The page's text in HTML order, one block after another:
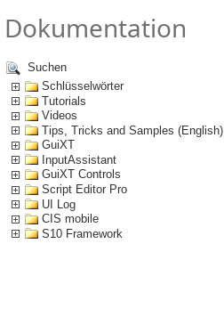
Dokumentation
Suchen
Schlüsselwörter
Tutorials
Videos
Tips, Tricks and Samples (English)
GuiXT
InputAssistant
GuiXT Controls
Script Editor Pro
UI Log
CIS mobile
S10 Framework